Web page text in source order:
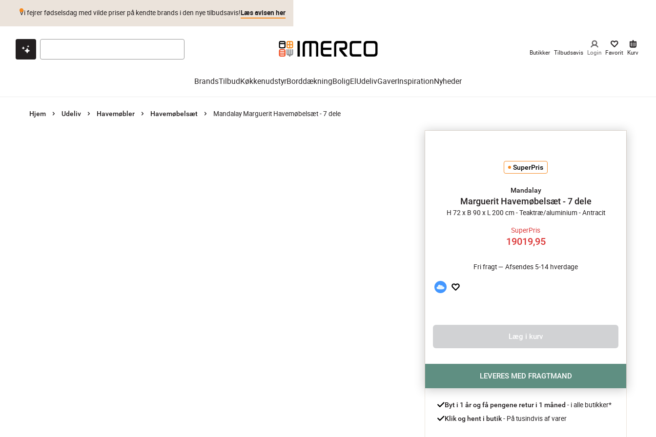
Klik & hent Byt i 1 år Prismatch
Vi fejrer fødselsdag med vilde priser på kendte brands i den nye tilbudsavis!Læs avisen her
Butikker Tilbudsavis Login Favorit Kurv
BrandsTilbudKøkkenudstyrBorddækningBoligElUdelivGaverInspirationNyheder
Hjem Udeliv Havemøbler Havemøbelsæt Mandalay Marguerit Havemøbelsæt - 7 dele
SuperPris
Mandalay
Marguerit Havemøbelsæt - 7 dele
H 72 x B 90 x L 200 cm - Teaktræ/aluminium - Antracit
SuperPris
19019,95
Fri fragt — Afsendes 5-14 hverdage
Læg i kurv
LEVERES MED FRAGTMAND
Byt i 1 år og få pengene retur i 1 måned - i alle butikker*
Klik og hent i butik - På tusindvis af varer